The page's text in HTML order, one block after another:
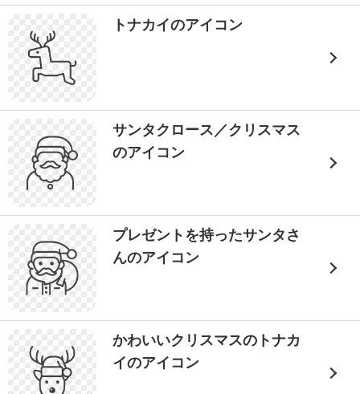
トナカイのアイコン
サンタクロース／クリスマス
のアイコン
プレゼントを持ったサンタさ
んのアイコン
かわいいクリスマスのトナカ
イのアイコン